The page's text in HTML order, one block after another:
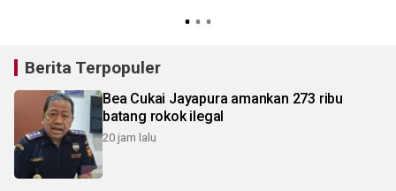
Berita Terpopuler
Bea Cukai Jayapura amankan 273 ribu
batang rokok ilegal
20 jam lalu